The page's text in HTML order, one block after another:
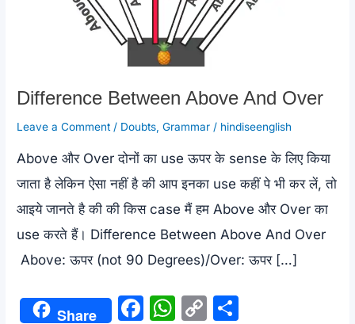
Difference Between Above And Over
Leave a Comment / Doubts ,Grammar / hindiseenglish
Above और Over दोनों का use ऊपर के sense के लिए किया
जाता है लेकिन ऐसा नहीं है की आप इनका use कहीं पे भी कर लें, तो
आइये जानते है की की किस case मैं हम Above और Over का
use करते हैं। Difference Between Above And Over
Above: ऊपर (not 90 Degrees)/Over: ऊपर […]
Share
F
W C